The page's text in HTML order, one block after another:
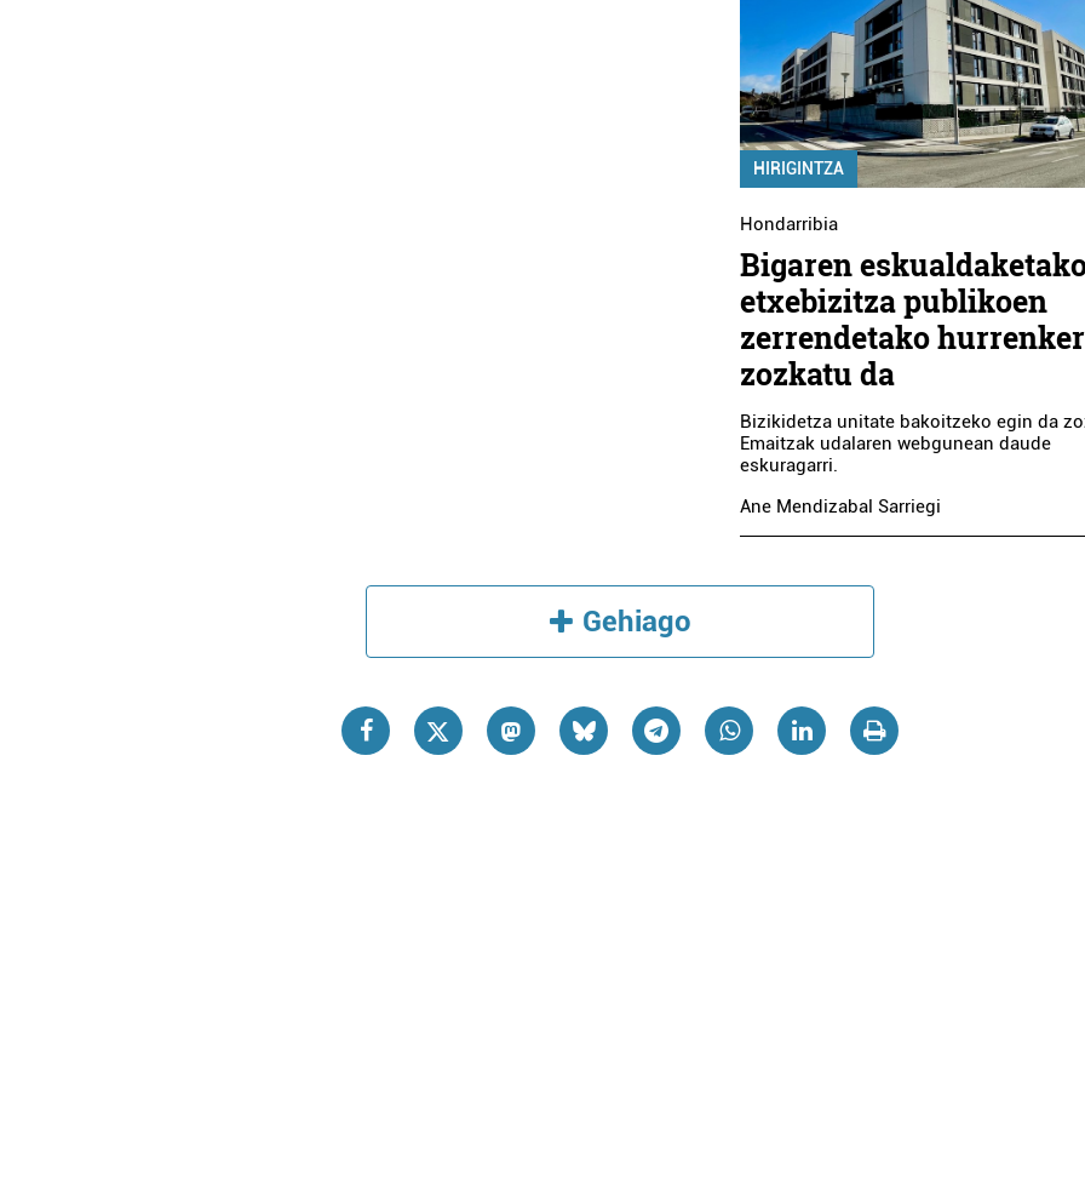
HIRIGINTZA
Hondarribia
Bigaren
etxebizitza publikoen
zerrendetako
zozkatu da
Bizikidetza unitate bakoitzeko egin da
Emaitzak udalaren webgunean daude
eskuragarri.
Ane Mendizabal Sarriegi
Gehiago